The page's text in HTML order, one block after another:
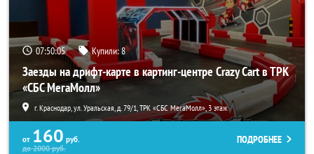
07:50:02 Купили:8
Заезды на дрифт-карте в картинг-центре Crazy Cart в ТРК
«СБС МегаМолл»
г. Краснодар, ул. Уральская, д. 79/1, ТРК «СБС МегаМолл», 3 этаж
от 160 руб.
до2000руб.
ПОДРОБНЕЕ